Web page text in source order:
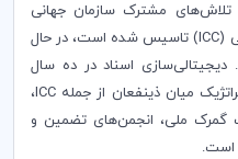
که در سال 1960 در پی تلاش‌های مشترک سازمان جهانی
(ICC) تاسیس شده است، در حال
. دیجیتالی‌سازی اسناد در ده‌ سال
میان ذینفعان از جمله ‌ICC،
گمرک ملی، انجمن‌های تضمین و
است.